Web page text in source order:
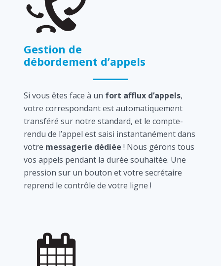
Gestion de
débordement d’appels
Si vous êtes face à un fort afflux d’appels,
votre correspondant est automatiquement
transféré sur notre standard, et le compte-
rendu de l’appel est saisi instantanément dans
votre messagerie dédiée ! Nous gérons tous
vos appels pendant la durée souhaitée. Une
pression sur un bouton et votre secrétaire
reprend le contrôle de votre ligne !